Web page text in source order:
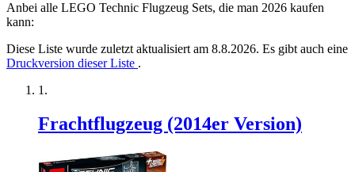
Anbei alle LEGO Technic Flugzeug Sets, die man 2026 kaufen
kann:
Diese Liste wurde zuletzt aktualisiert am 8.8.2026. Es gibt auch eine
Druckversion dieser Liste .
Frachtflugzeug (2014er Version)